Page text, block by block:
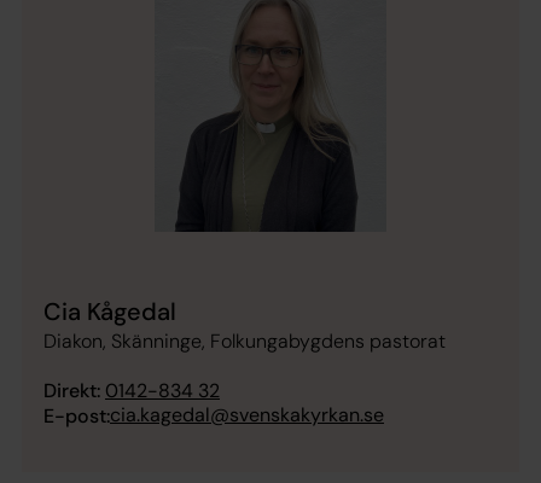
Cia Kågedal
Diakon, Skänninge, Folkungabygdens pastorat
Direkt: 0142-834 32
E-post:cia.kagedal@svenskakyrkan.se